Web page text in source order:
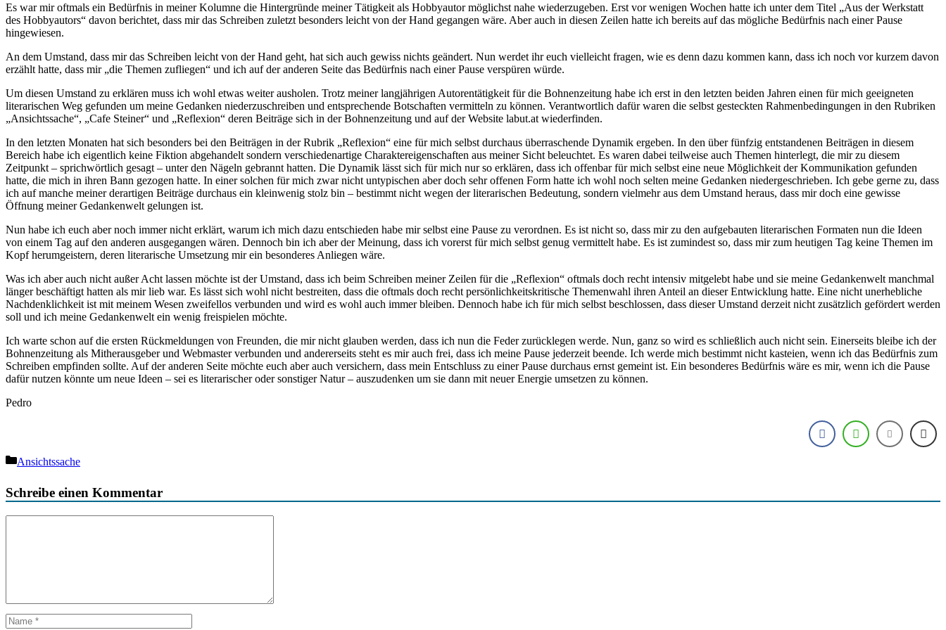
Es war mir oftmals ein Bedürfnis in meiner Kolumne die Hintergründe meiner Tätigkeit als Hobbyautor möglichst nahe wiederzugeben. Erst vor wenigen Wochen hatte ich unter dem Titel „Aus der Werkstatt
des Hobbyautors“ davon berichtet, dass mir das Schreiben zuletzt besonders leicht von der Hand gegangen wäre. Aber auch in diesen Zeilen hatte ich bereits auf das mögliche Bedürfnis nach einer Pause
hingewiesen.
An dem Umstand, dass mir das Schreiben leicht von der Hand geht, hat sich auch gewiss nichts geändert. Nun werdet ihr euch vielleicht fragen, wie es denn dazu kommen kann, dass ich noch vor kurzem davon
erzählt hatte, dass mir „die Themen zufliegen“ und ich auf der anderen Seite das Bedürfnis nach einer Pause verspüren würde.
Um diesen Umstand zu erklären muss ich wohl etwas weiter ausholen. Trotz meiner langjährigen Autorentätigkeit für die Bohnenzeitung habe ich erst in den letzten beiden Jahren einen für mich geeigneten
literarischen Weg gefunden um meine Gedanken niederzuschreiben und entsprechende Botschaften vermitteln zu können. Verantwortlich dafür waren die selbst gesteckten Rahmenbedingungen in den Rubriken
„Ansichtssache“, „Cafe Steiner“ und „Reflexion“ deren Beiträge sich in der Bohnenzeitung und auf der Website labut.at wiederfinden.
In den letzten Monaten hat sich besonders bei den Beiträgen in der Rubrik „Reflexion“ eine für mich selbst durchaus überraschende Dynamik ergeben. In den über fünfzig entstandenen Beiträgen in diesem
Bereich habe ich eigentlich keine Fiktion abgehandelt sondern verschiedenartige Charaktereigenschaften aus meiner Sicht beleuchtet. Es waren dabei teilweise auch Themen hinterlegt, die mir zu diesem
Zeitpunkt – sprichwörtlich gesagt – unter den Nägeln gebrannt hatten. Die Dynamik lässt sich für mich nur so erklären, dass ich offenbar für mich selbst eine neue Möglichkeit der Kommunikation gefunden
hatte, die mich in ihren Bann gezogen hatte. In einer solchen für mich zwar nicht untypischen aber doch sehr offenen Form hatte ich wohl noch selten meine Gedanken niedergeschrieben. Ich gebe gerne zu, dass
ich auf manche meiner derartigen Beiträge durchaus ein kleinwenig stolz bin – bestimmt nicht wegen der literarischen Bedeutung, sondern vielmehr aus dem Umstand heraus, dass mir doch eine gewisse
Öffnung meiner Gedankenwelt gelungen ist.
Nun habe ich euch aber noch immer nicht erklärt, warum ich mich dazu entschieden habe mir selbst eine Pause zu verordnen. Es ist nicht so, dass mir zu den aufgebauten literarischen Formaten nun die Ideen
von einem Tag auf den anderen ausgegangen wären. Dennoch bin ich aber der Meinung, dass ich vorerst für mich selbst genug vermittelt habe. Es ist zumindest so, dass mir zum heutigen Tag keine Themen im
Kopf herumgeistern, deren literarische Umsetzung mir ein besonderes Anliegen wäre.
Was ich aber auch nicht außer Acht lassen möchte ist der Umstand, dass ich beim Schreiben meiner Zeilen für die „Reflexion“ oftmals doch recht intensiv mitgelebt habe und sie meine Gedankenwelt manchmal
länger beschäftigt hatten als mir lieb war. Es lässt sich wohl nicht bestreiten, dass die oftmals doch recht persönlichkeitskritische Themenwahl ihren Anteil an dieser Entwicklung hatte. Eine nicht unerhebliche
Nachdenklichkeit ist mit meinem Wesen zweifellos verbunden und wird es wohl auch immer bleiben. Dennoch habe ich für mich selbst beschlossen, dass dieser Umstand derzeit nicht zusätzlich gefördert werden
soll und ich meine Gedankenwelt ein wenig freispielen möchte.
Ich warte schon auf die ersten Rückmeldungen von Freunden, die mir nicht glauben werden, dass ich nun die Feder zurücklegen werde. Nun, ganz so wird es schließlich auch nicht sein. Einerseits bleibe ich der
Bohnenzeitung als Mitherausgeber und Webmaster verbunden und andererseits steht es mir auch frei, dass ich meine Pause jederzeit beende. Ich werde mich bestimmt nicht kasteien, wenn ich das Bedürfnis zum
Schreiben empfinden sollte. Auf der anderen Seite möchte euch aber auch versichern, dass mein Entschluss zu einer Pause durchaus ernst gemeint ist. Ein besonderes Bedürfnis wäre es mir, wenn ich die Pause
dafür nutzen könnte um neue Ideen – sei es literarischer oder sonstiger Natur – auszudenken um sie dann mit neuer Energie umsetzen zu können.
Pedro
Kategorien
Ansichtssache
Schreibe einen Kommentar
Name